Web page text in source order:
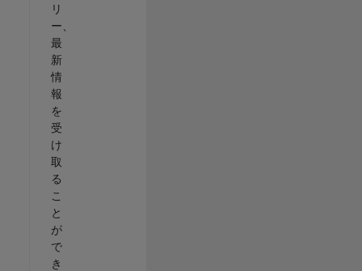
リ
ー、
最
新
情
報
を
受
け
取
る
こ
と
が
で
き